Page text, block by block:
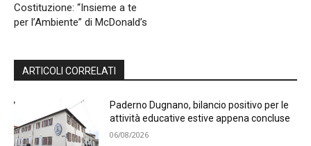
Costituzione: “Insieme a te
per l’Ambiente” di McDonald’s
ARTICOLI CORRELATI
Paderno Dugnano, bilancio positivo per le
attività educative estive appena concluse
06/08/2026